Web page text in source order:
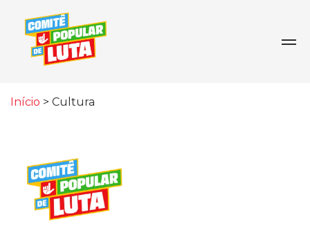
Início > Cultura